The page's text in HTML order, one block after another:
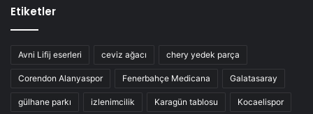
Etiketler
Avni Lifij eserleri ceviz ağacı chery yedek parça
Corendon Alanyaspor Fenerbahçe Medicana Galatasaray
gülhane parkı izlenimcilik Karagün tablosu Kocaelispor